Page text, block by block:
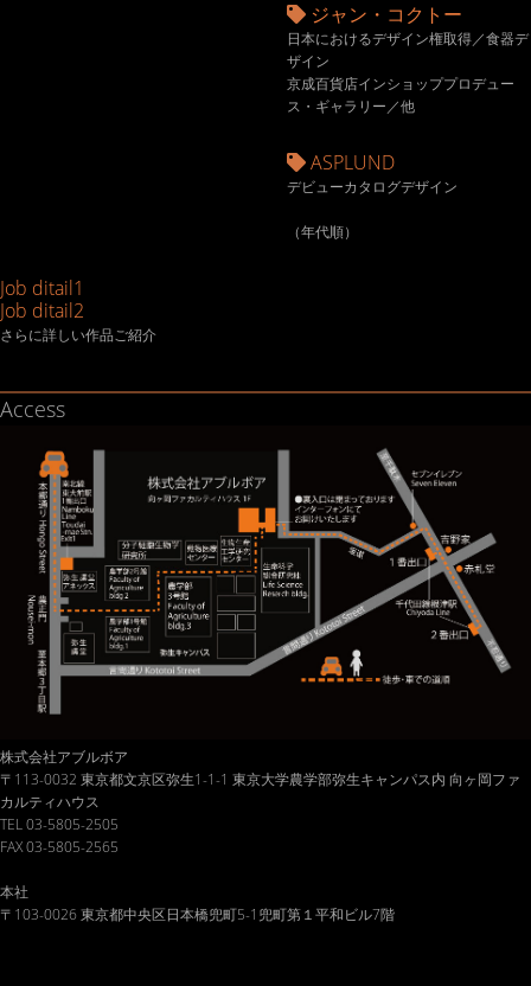
ジャン・コクトー
日本におけるデザイン権取得／食器デ
ザイン
京成百貨店インショッププロデュー
ス・ギャラリー／他
ASPLUND
デビューカタログデザイン
（年代順）
Job ditail1
Job ditail2
さらに詳しい作品ご紹介
Access
株式会社アブルボア
〒113-0032 東京都文京区弥生1-1-1 東京大学農学部弥生キャンパス内 向ヶ岡ファ
カルティハウス
TEL 03-5805-2505
FAX 03-5805-2565
本社
〒103-0026 東京都中央区日本橋兜町5-1兜町第１平和ビル7階